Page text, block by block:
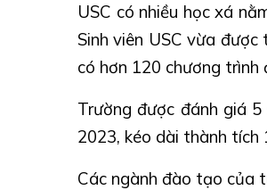
USC có nhiều học xá
Sinh viên USC vừa
có hơn 120 chương
Trường được đánh giá
2023, kéo dài thành tích
Các ngành đào tạo của